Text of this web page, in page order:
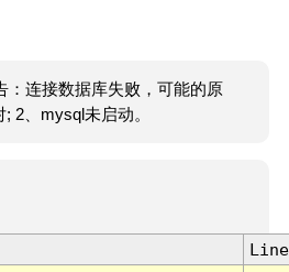
：连接数据库失败，可能的原
2、mysql未启动。
Line